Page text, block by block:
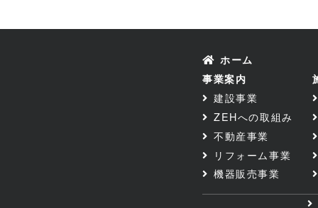
ホーム
事業案内
建設事業
ZEHへの取組み
不動産事業
リフォーム事業
機器販売事業